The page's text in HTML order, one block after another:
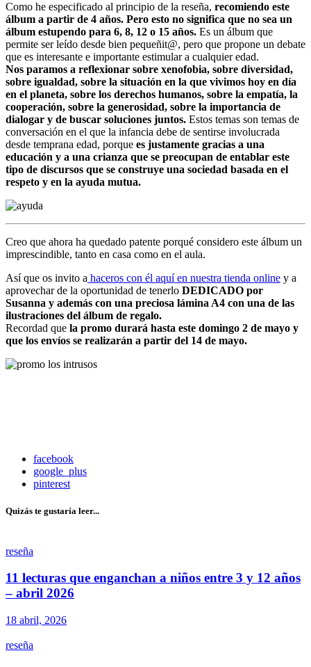
Como he especificado al principio de la reseña, recomiendo este
álbum a partir de 4 años. Pero esto no significa que no sea un
álbum estupendo para 6, 8, 12 o 15 años. Es un álbum que
permite ser leído desde bien pequeñit@, pero que propone un debate
que es interesante e importante estimular a cualquier edad.
Nos paramos a reflexionar sobre xenofobia, sobre diversidad,
sobre igualdad, sobre la situación en la que vivimos hoy en día
en el planeta, sobre los derechos humanos, sobre la empatía, la
cooperación, sobre la generosidad, sobre la importancia de
dialogar y de buscar soluciones juntos. Estos temas son temas de
conversación en el que la infancia debe de sentirse involucrada
desde temprana edad, porque es justamente gracias a una
educación y a una crianza que se preocupan de entablar este
tipo de discursos que se construye una sociedad basada en el
respeto y en la ayuda mutua.
Creo que ahora ha quedado patente porqué considero este álbum un
imprescindible, tanto en casa como en el aula.
Así que os invito a haceros con él aquí en nuestra tienda online y a
aprovechar de la oportunidad de tenerlo DEDICADO por
Susanna y además con una preciosa lámina A4 con una de las
ilustraciones del álbum de regalo.
Recordad que la promo durará hasta este domingo 2 de mayo y
que los envíos se realizarán a partir del 14 de mayo.
facebook
google_plus
pinterest
Quizás te gustaría leer...
reseña
11 lecturas que enganchan a niños entre 3 y 12 años
– abril 2026
18 abril, 2026
reseña